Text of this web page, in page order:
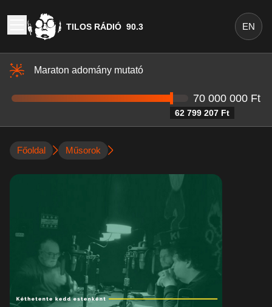
TILOS RÁDIÓ 90.3 EN
Maraton adomány mutató
62 799 207 Ft
70 000 000 Ft
Főoldal Műsorok